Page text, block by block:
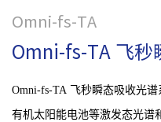
Omni-fs-TA
Omni-fs-TA 飞秒
Omni-fs-TA 飞秒瞬态吸收光
有机太阳能电池等激发态光谱